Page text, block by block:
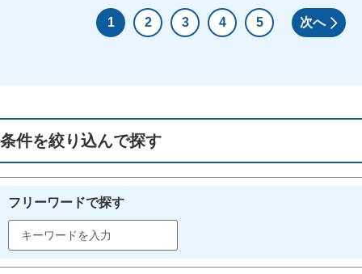
1 2 3 4 5 次へ
条件を絞り込んで探す
フリーワードで探す